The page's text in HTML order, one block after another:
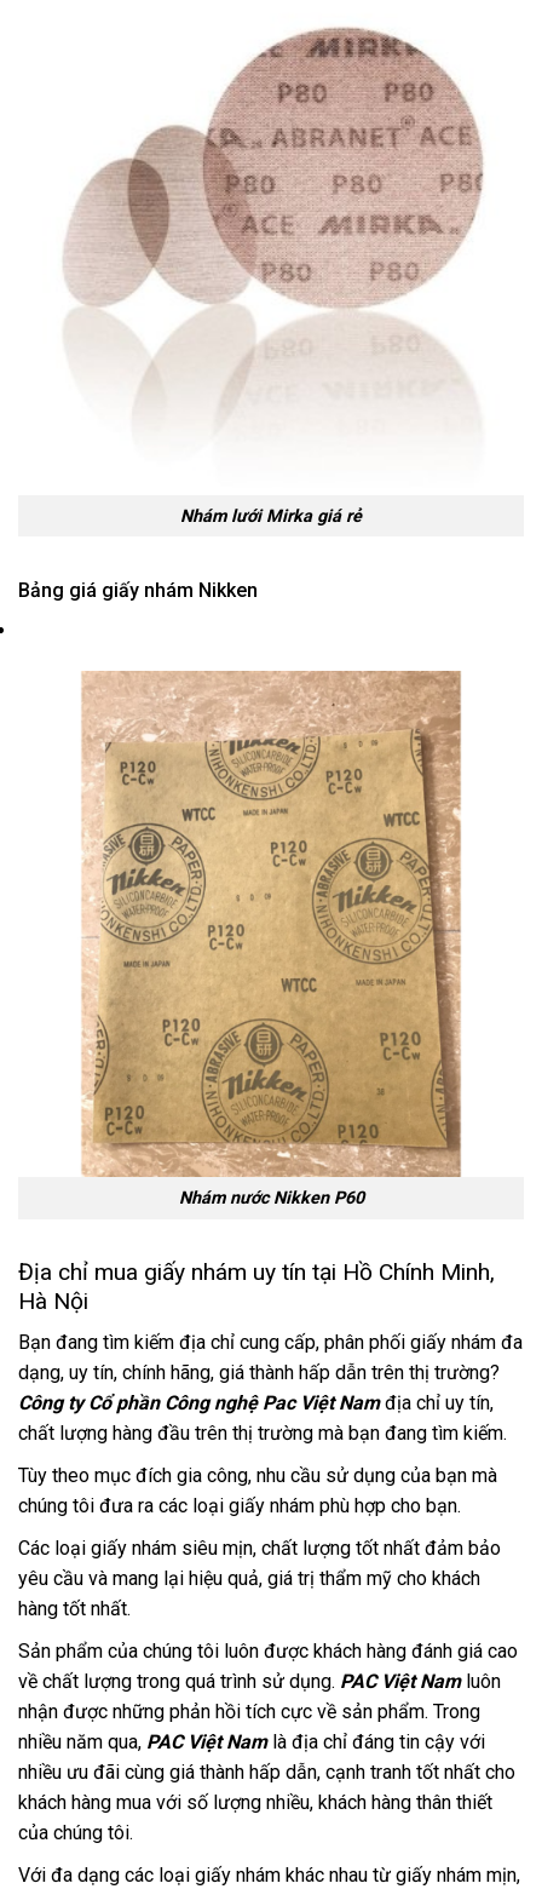
Nhám lưới Mirka giá rẻ
Bảng giá giấy nhám Nikken
Nhám nước Nikken P60
Địa chỉ mua giấy nhám uy tín tại Hồ Chính Minh,
Hà Nội
Bạn đang tìm kiếm địa chỉ cung cấp, phân phối giấy nhám đa
dạng, uy tín, chính hãng, giá thành hấp dẫn trên thị trường?
Công ty Cổ phần Công nghệ Pac Việt Namđịa chỉ uy tín,
chất lượng hàng đầu trên thị trường mà bạn đang tìm kiếm.
Tùy theo mục đích gia công, nhu cầu sử dụng của bạn mà
chúng tôi đưa ra các loại giấy nhám phù hợp cho bạn.
Các loại giấy nhám siêu mịn, chất lượng tốt nhất đảm bảo
yêu cầu và mang lại hiệu quả, giá trị thẩm mỹ cho khách
hàng tốt nhất.
Sản phẩm của chúng tôi luôn được khách hàng đánh giá cao
về chất lượng trong quá trình sử dụng. PAC Việt Namluôn
nhận được những phản hồi tích cực về sản phẩm. Trong
nhiều năm qua, PAC Việt Namlà địa chỉ đáng tin cậy với
nhiều ưu đãi cùng giá thành hấp dẫn, cạnh tranh tốt nhất cho
khách hàng mua với số lượng nhiều, khách hàng thân thiết
của chúng tôi.
Với đa dạng các loại giấy nhám khác nhau từ giấy nhám mịn,